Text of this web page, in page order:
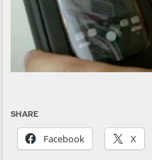
SHARE
Facebook X